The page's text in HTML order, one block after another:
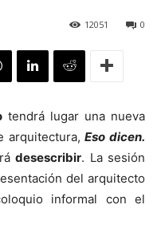
0
12051
tendrá lugar una nueva
arquitectura,Eso dicen.
desescribir. La sesión
del arquitecto
informal con el